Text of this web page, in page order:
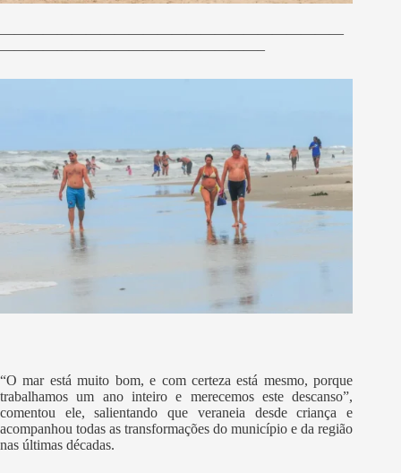
————————————————————————
——————————————————–
“O mar está muito bom, e com certeza está mesmo, porque
trabalhamos um ano inteiro e merecemos este descanso”,
comentou ele, salientando que veraneia desde criança e
acompanhou todas as transformações do município e da região
nas últimas décadas.